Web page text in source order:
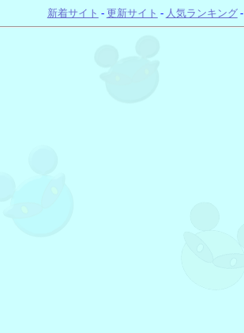
新着サイト - 更新サイト - 人気ランキング-